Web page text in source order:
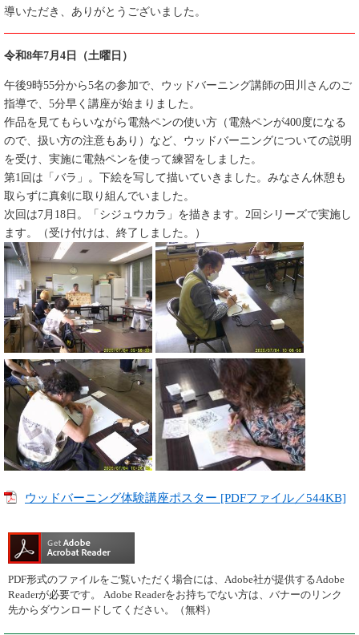
導いただき、ありがとうございました。​
令和8年7月4日（土曜日）
午後9時55分から5名の参加で、ウッドバーニング講師の田川さんのご
指導で、5分早く講座が始まりました。​
作品を見てもらいながら電熱ペンの使い方（電熱ペンが400度になる
ので、扱い方の注意もあり）など、ウッドバーニングについての説明
を受け、実施に電熱ペンを使って練習をしました。
第1回は「バラ」。下絵を写して描いていきました。みなさん休憩も
取らずに真剣に取り組んでいました。
次回は7月18日。「シジュウカラ」を描きます。2回シリーズで実施し
ます。（受け付けは、終了しました。）
ウッドバーニング体験講座ポスター [PDFファイル／544KB]
PDF形式のファイルをご覧いただく場合には、Adobe社が提供するAdobe
Readerが必要です。
Adobe Readerをお持ちでない方は、バナーのリンク
先からダウンロードしてください。（無料）